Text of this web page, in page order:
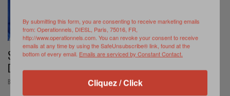
SELON L’AMIRAL ROGEL, « NOUS SOMMES
DÉSORMAIS À FLUX TENDUS »
BREVE
By submitting this form, you are consenting to receive marketing emails
from: Operationnels, DIESL, Paris, 75016, FR,
http://www.operationnels.com. You can revoke your consent to receive
emails at any time by using the SafeUnsubscribe® link, found at the
bottom of every email. Emails are serviced by Constant Contact.
Cliquez / Click